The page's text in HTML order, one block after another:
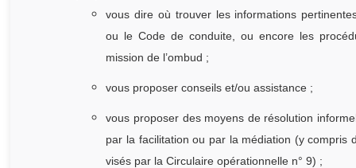
vous dire où trouver les informations
ou le Code de conduite, ou encore les
mission de l’ombud ;
vous proposer conseils et/ou assistance ;
vous proposer des moyens de résolution
par la facilitation ou par la médiation (y compris
visés par la Circulaire opérationnelle n° 9) ;